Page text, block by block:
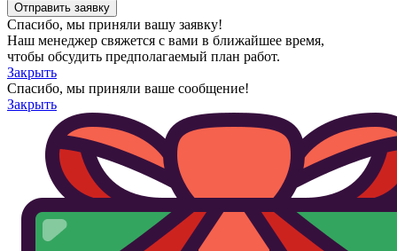
Спасибо, мы приняли вашу заявку!
Наш менеджер свяжется с вами в ближайшее время,
чтобы обсудить предполагаемый план работ.
Закрыть
Спасибо, мы приняли ваше сообщение!
Закрыть